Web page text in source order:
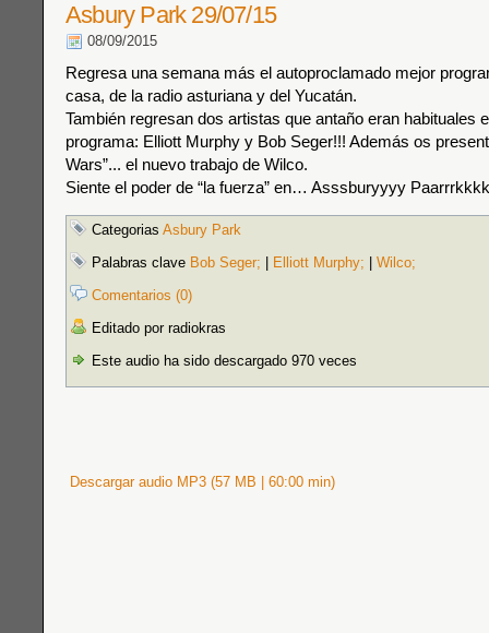
Asbury Park 29/07/15
08/09/2015
Regresa una semana más el autoproclamado mejor
casa, de la radio asturiana y del Yucatán.
También regresan dos artistas que antaño eran habituales
programa: Elliott Murphy y Bob Seger!!! Además os
Wars”... el nuevo trabajo de Wilco.
Siente el poder de “la fuerza” en… Asssburyyyy
Categorias Asbury Park
Palabras clave Bob Seger; Elliott Murphy;
Wilco;
Comentarios (0)
Editado por radiokras
Este audio ha sido descargado 970 veces
Descargar audio MP3 (57 MB | 60:00 min)